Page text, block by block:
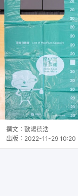
撰文： 歐陽德浩
出版： 2022-11-29 10:20